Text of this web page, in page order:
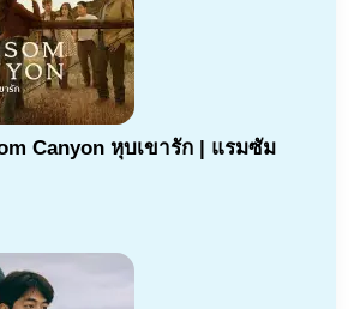
Canyon หุบเขารัก | แรมซัม